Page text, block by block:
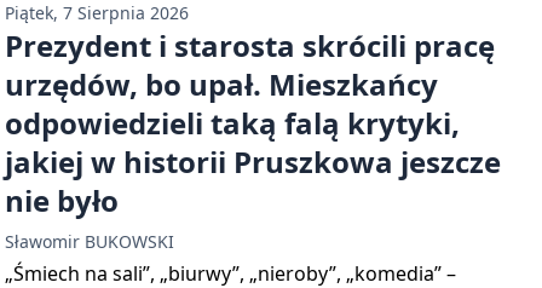
Piątek, 7 Sierpnia 2026
Prezydent i starosta skrócili pracę
urzędów, bo upał. Mieszkańcy
odpowiedzieli taką falą krytyki,
jakiej w historii Pruszkowa jeszcze
nie było
Sławomir BUKOWSKI
„Śmiech na sali”, „biurwy”, „nieroby”, „komedia” –